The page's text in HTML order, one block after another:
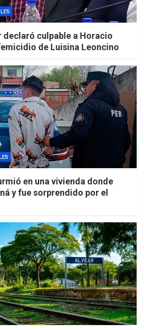
declaró culpable a Horacio
de Luisina Leoncino
en una vivienda donde
y fue sorprendido por el